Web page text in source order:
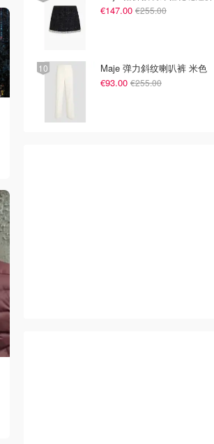
€147.00 €255.00
Maje 弹力斜纹喇叭裤 米色
€93.00 €255.00